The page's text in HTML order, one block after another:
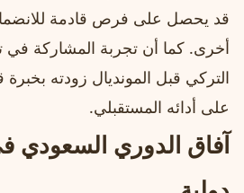
قد يحصل على فرص قادمة
أخرى. كما أن تجربة المشاركة في
التركي قبل المونديال زودته
على أدائه المستقبلي.
آفاق الدوري السعودي